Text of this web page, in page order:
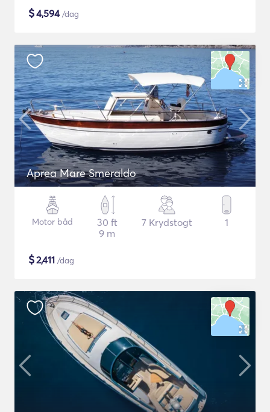
$4,594/dag
Aprea Mare Smeraldo
Motor båd
30 ft
9 m
7 Krydstogt 1
$2,411 /dag